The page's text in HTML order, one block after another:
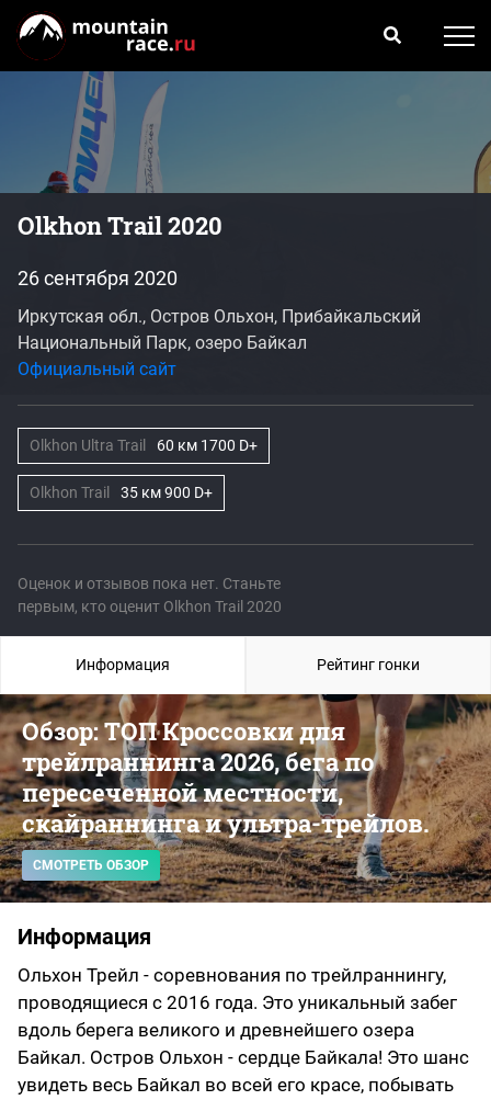
Olkhon Trail 2020
Оценок и отзывов пока нет. Станьте
первым, кто оценит Olkhon Trail 2020
26 сентября 2020
Иркутская обл., Остров Ольхон, Прибайкальский
Национальный Парк, озеро Байкал
Официальный сайт
Olkhon Ultra Trail 60 км 1700 D+
Olkhon Trail 35 км 900 D+
Обзор: ТОП Кроссовки для
трейлраннинга 2026, бега по
пересеченной местности,
скайраннинга и ультра-трейлов.
СМОТРЕТЬ ОБЗОР
Информация
Ольхон Трейл - соревнования по трейлраннингу,
проводящиеся с 2016 года. Это уникальный забег
вдоль берега великого и древнейшего озера
Байкал. Остров Ольхон - сердце Байкала! Это шанс
увидеть весь Байкал во всей его красе, побывать
Информация Рейтинг гонки